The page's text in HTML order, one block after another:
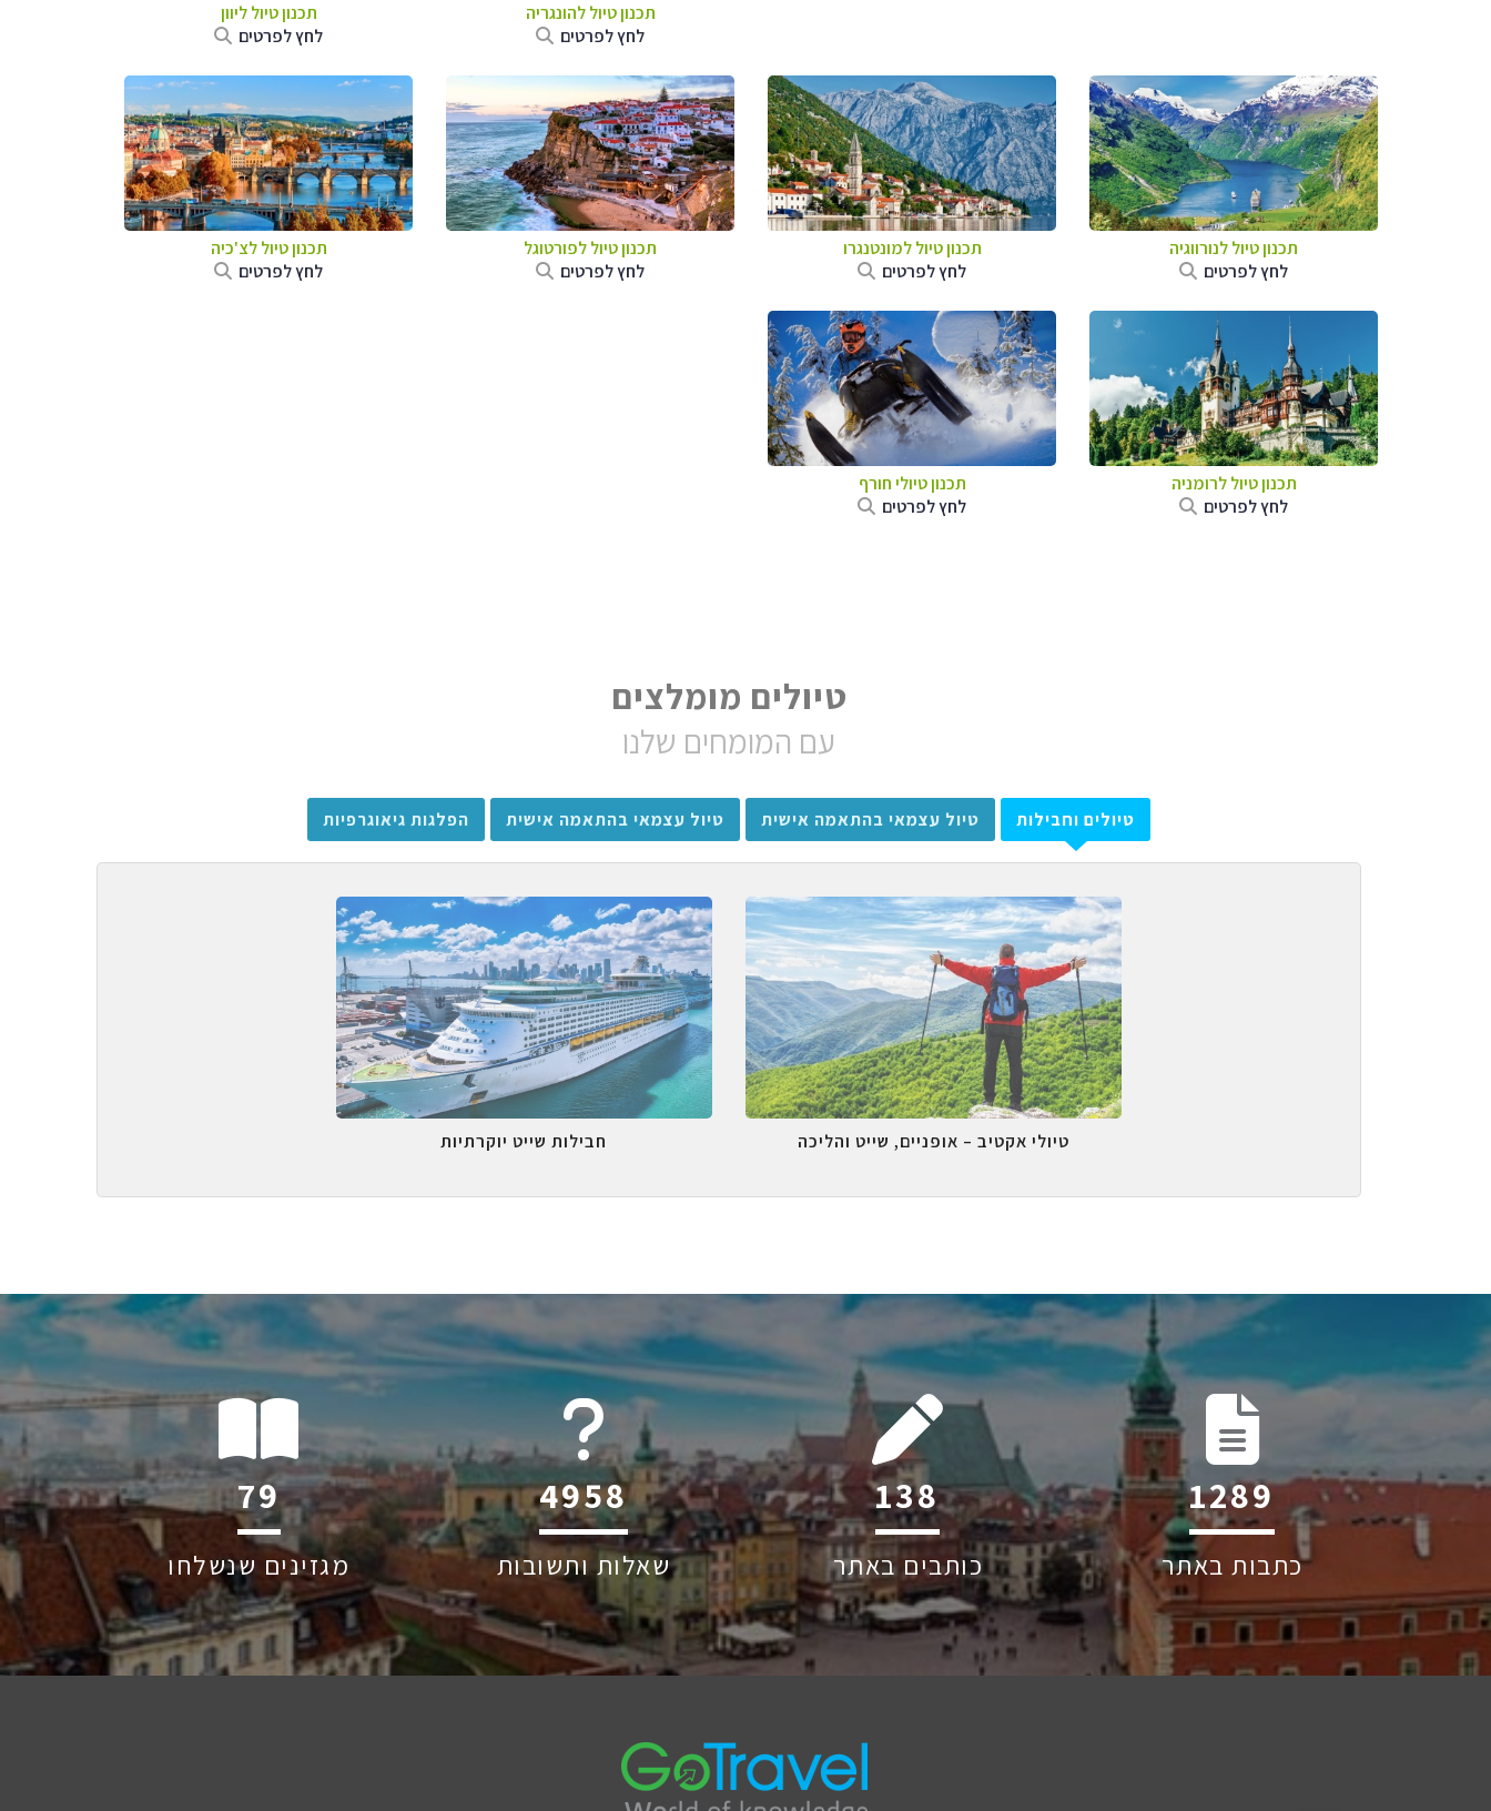
תכנון טיול להונגריה
לחץ לפרטים
תכנון טיול ליוון
לחץ לפרטים
תכנון טיול לנורווגיה
לחץ לפרטים
תכנון טיול למונטנגרו
לחץ לפרטים
תכנון טיול לפורטוגל
לחץ לפרטים
תכנון טיול לצ'כיה
לחץ לפרטים
תכנון טיול לרומניה
לחץ לפרטים
תכנון טיולי חורף
לחץ לפרטים
טיולים מומלצים
עם המומחים שלנו
טיולים וחבילות טיול עצמאי בהתאמה אישית טיול עצמאי בהתאמה אישית הפלגות גיאוגרפיות
טיולי אקטיב – אופניים, שייט והליכה חבילות שייט יוקרתיות
123
מגזינים שנשלחו
6045
שאלות ותשובות
215
כותבים באתר
2004
כתבות באתר